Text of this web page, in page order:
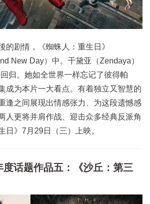
的剧情，《蜘蛛人：重生日》
New Day）中。千黛亚（Zendaya）
归。她如全世界一样忘记了彼得帕
成为本片一大看点。有着独立又智慧的
逢之间展现出情感张力、为这段遗憾感
人更将并肩作战、迎击众多经典反派角
日》7月29日（三）上映。
度话题作品五：《沙丘：第三